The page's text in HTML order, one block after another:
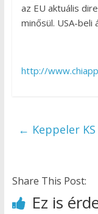
az EU aktuális
minősül. USA-beli
http://
← Keppeler
Share This Post:
Ez is